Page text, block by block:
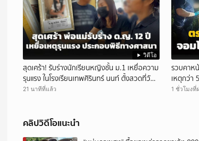
วิดีโอ
สุดเศร้า! รับร่างนักเรียนหญิงชั้น ม.1 เหยื่อความ
รุนแรง ในโรงเรียนเทพศิรินทร์ นนท์ ตั้งสวดที่วัด
ลาดปลาดุก
21 นาทีที่แล้ว
รวบคาห
เหตุกว่า
ตาย หลา
1 ชั่วโมงที่
คลิปวิดีโอแนะนำ